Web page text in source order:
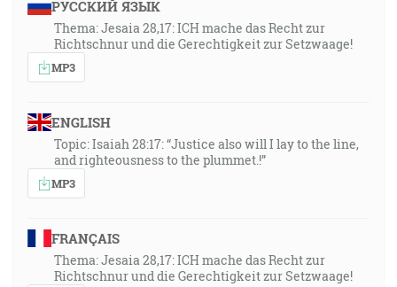
РУССКИЙ ЯЗЫК
Thema: Jesaia 28,17: ICH mache das Recht zur
Richtschnur und die Gerechtigkeit zur Setzwaage!
MP3
ENGLISH
Topic: Isaiah 28:17: “Justice also will I lay to the line,
and righteousness to the plummet.!”
MP3
FRANÇAIS
Thema: Jesaia 28,17: ICH mache das Recht zur
Richtschnur und die Gerechtigkeit zur Setzwaage!